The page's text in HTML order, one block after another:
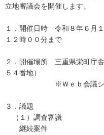
立地審議会を開催します。
１．開催日時 令和８年６月
１２時００分まで
２．開催場所 三重県栄町庁
５４番地）
※Ｗｅｂ会議システ
３．議題
（１）調査審議
継続案件